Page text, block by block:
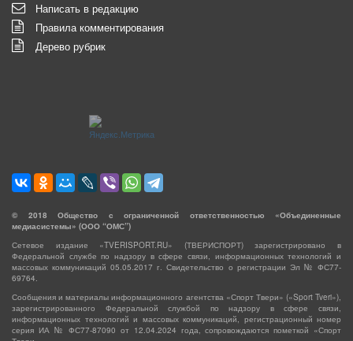
Написать в редакцию
Правила комментирования
Дерево рубрик
© 2018 Общество с ограниченной ответственностью «Объединенные
медиасистемы» (ООО “ОМС”)
Сетевое издание «TVERISPORT.RU» (ТВЕРИСПОРТ) зарегистрировано в
Федеральной службе по надзору в сфере связи, информационных технологий и
массовых коммуникаций 05.05.2017 г. Свидетельство о регистрации Эл № ФС77-
69764.
Сообщения и материалы информационного агентства «Спорт Твери» («Sport Tveri»),
зарегистрированного Федеральной службой по надзору в сфере связи,
информационных технологий и массовых коммуникаций, регистрационный номер
серия ИА № ФС77-87090 от 12.04.2024 года, сопровождаются пометкой «Спорт